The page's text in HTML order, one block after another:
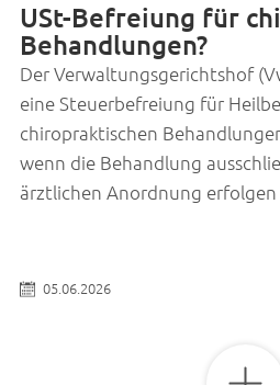
USt-Befreiung für
Behandlungen?
Der Verwaltungsgerichtshof
eine Steuerbefreiung für
chiropraktischen
wenn die Behandlung
ärztlichen Anordnung erfolgen
05.06.2026